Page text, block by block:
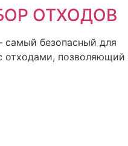
ОТХОДОВ
безопасный для
отходами, позволяющий